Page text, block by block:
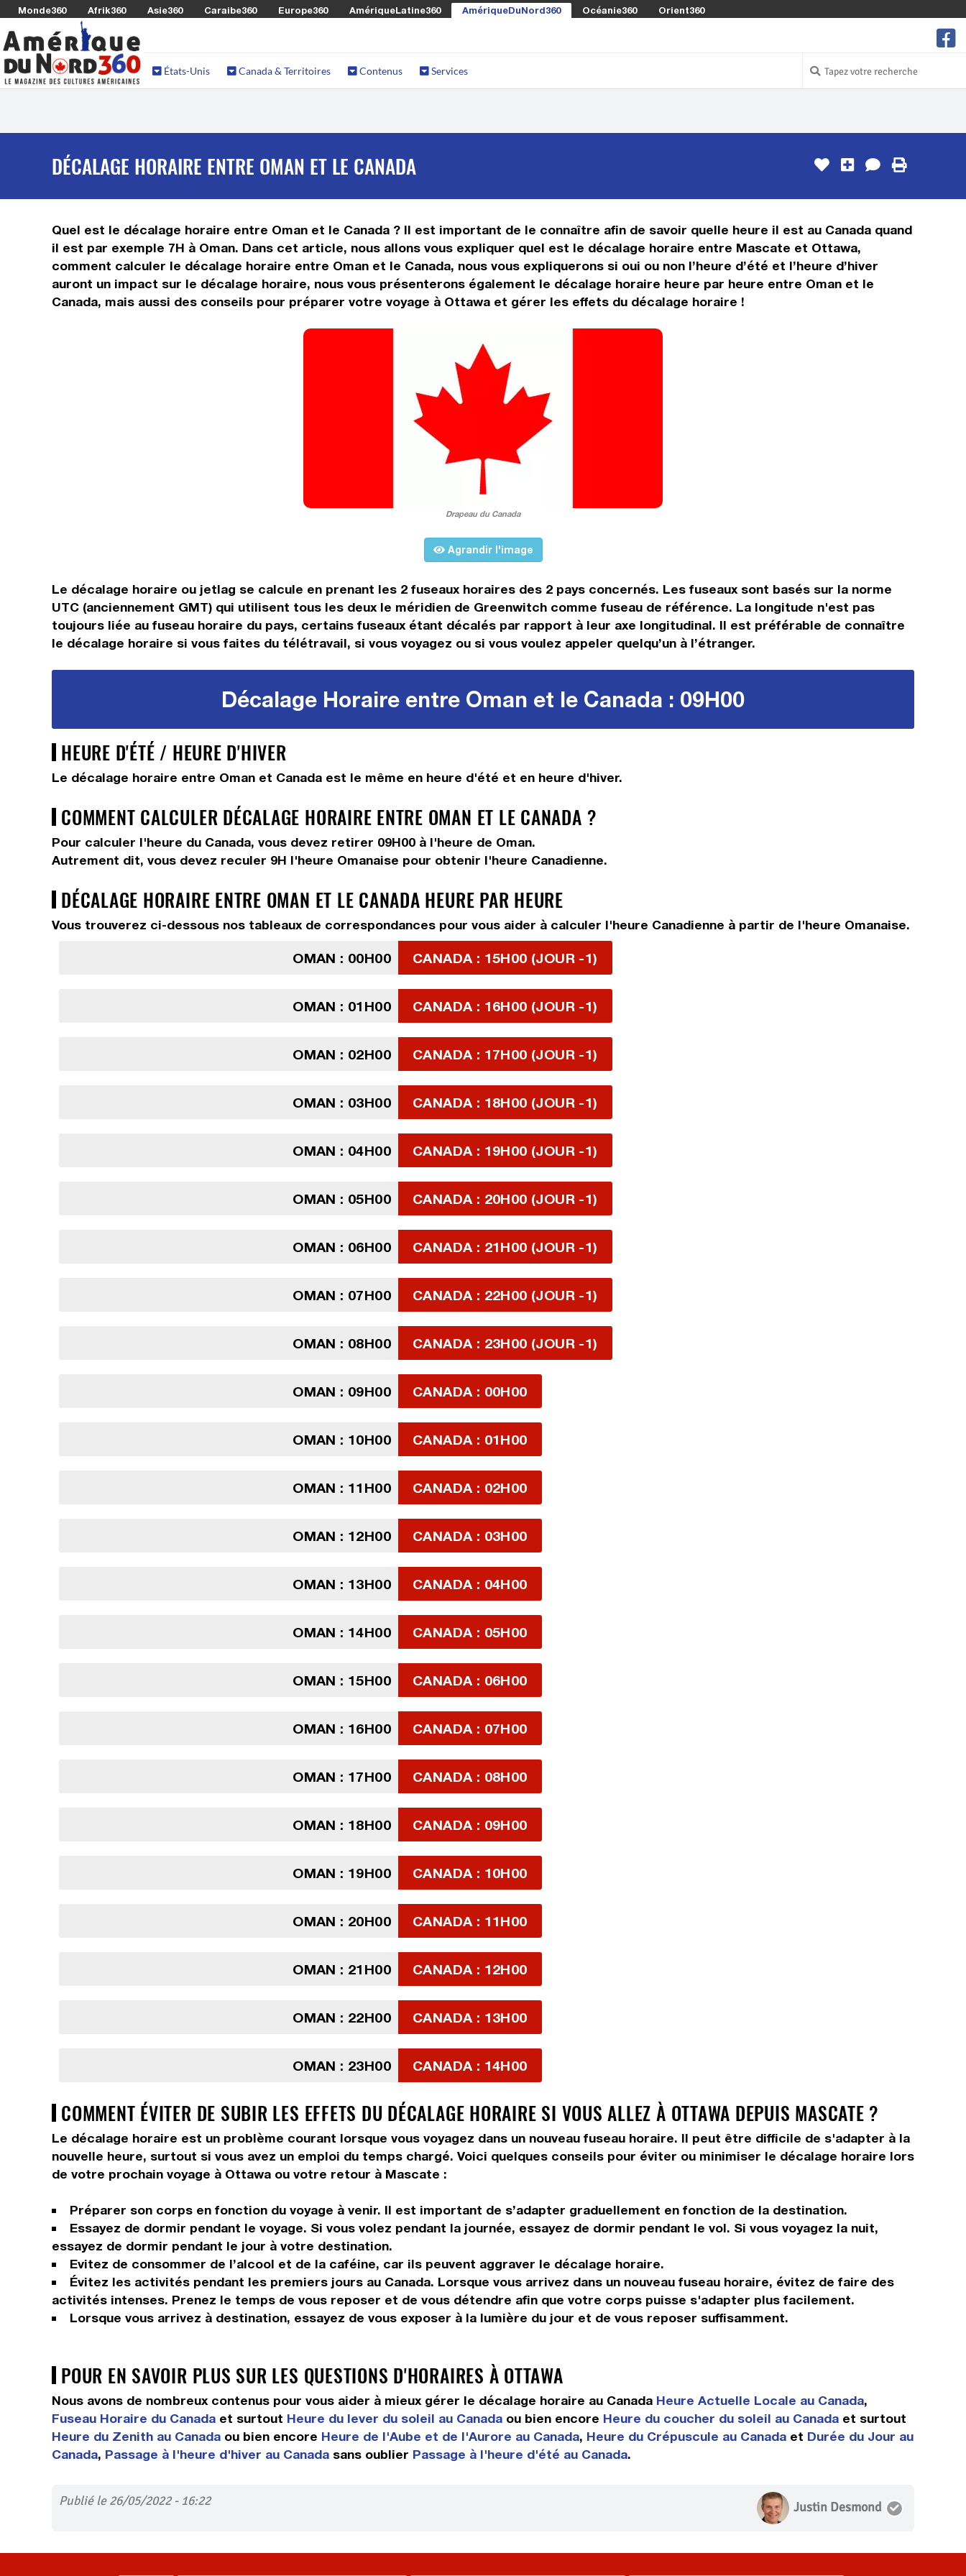
Monde360 Afrik360 Asie360 Caraibe360 Europe360 AmériqueLatine360 AmériqueDuNord360 Océanie360 Orient360
États-Unis Canada & Territoires Contenus Services
DÉCALAGE HORAIRE ENTRE OMAN ET LE CANADA
Quel est le décalage horaire entre Oman et le Canada ? Il est important de le connaître afin de savoir quelle heure il est au Canada quand
il est par exemple 7H à Oman. Dans cet article, nous allons vous expliquer quel est le décalage horaire entre Mascate et Ottawa,
comment calculer le décalage horaire entre Oman et le Canada, nous vous expliquerons si oui ou non l’heure d’été et l’heure d’hiver
auront un impact sur le décalage horaire, nous vous présenterons également le décalage horaire heure par heure entre Oman et le
Canada, mais aussi des conseils pour préparer votre voyage à Ottawa et gérer les effets du décalage horaire !
Drapeau du Canada
Agrandir l'image
Le décalage horaire ou jetlag se calcule en prenant les 2 fuseaux horaires des 2 pays concernés. Les fuseaux sont basés sur la norme
UTC (anciennement GMT) qui utilisent tous les deux le méridien de Greenwitch comme fuseau de référence. La longitude n'est pas
toujours liée au fuseau horaire du pays, certains fuseaux étant décalés par rapport à leur axe longitudinal. Il est préférable de connaître
le décalage horaire si vous faites du télétravail, si vous voyagez ou si vous voulez appeler quelqu’un à l’étranger.
Décalage Horaire entre Oman et le Canada : 09H00
HEURE D'ÉTÉ / HEURE D'HIVER
Le décalage horaire entre Oman et Canada est le même en heure d'été et en heure d'hiver.
COMMENT CALCULER DÉCALAGE HORAIRE ENTRE OMAN ET LE CANADA ?
Pour calculer l'heure du Canada, vous devez retirer 09H00 à l'heure de Oman.
Autrement dit, vous devez reculer 9H l'heure Omanaise pour obtenir l'heure Canadienne.
DÉCALAGE HORAIRE ENTRE OMAN ET LE CANADA HEURE PAR HEURE
Vous trouverez ci-dessous nos tableaux de correspondances pour vous aider à calculer l'heure Canadienne à partir de l'heure Omanaise.
OMAN : 00H00 CANADA : 15H00 (JOUR -1)
OMAN : 01H00 CANADA : 16H00 (JOUR -1)
OMAN : 02H00 CANADA : 17H00 (JOUR -1)
OMAN : 03H00 CANADA : 18H00 (JOUR -1)
OMAN : 04H00 CANADA : 19H00 (JOUR -1)
OMAN : 05H00 CANADA : 20H00 (JOUR -1)
OMAN : 06H00 CANADA : 21H00 (JOUR -1)
OMAN : 07H00 CANADA : 22H00 (JOUR -1)
OMAN : 08H00 CANADA : 23H00 (JOUR -1)
OMAN : 09H00 CANADA : 00H00
OMAN : 10H00 CANADA : 01H00
OMAN : 11H00 CANADA : 02H00
OMAN : 12H00 CANADA : 03H00
OMAN : 13H00 CANADA : 04H00
OMAN : 14H00 CANADA : 05H00
OMAN : 15H00 CANADA : 06H00
OMAN : 16H00 CANADA : 07H00
OMAN : 17H00 CANADA : 08H00
OMAN : 18H00 CANADA : 09H00
OMAN : 19H00 CANADA : 10H00
OMAN : 20H00 CANADA : 11H00
OMAN : 21H00 CANADA : 12H00
OMAN : 22H00 CANADA : 13H00
OMAN : 23H00 CANADA : 14H00
COMMENT ÉVITER DE SUBIR LES EFFETS DU DÉCALAGE HORAIRE SI VOUS ALLEZ À OTTAWA DEPUIS MASCATE ?
Le décalage horaire est un problème courant lorsque vous voyagez dans un nouveau fuseau horaire. Il peut être difficile de s'adapter à la
nouvelle heure, surtout si vous avez un emploi du temps chargé. Voici quelques conseils pour éviter ou minimiser le décalage horaire lors
de votre prochain voyage à Ottawa ou votre retour à Mascate :
Préparer son corps en fonction du voyage à venir. Il est important de s’adapter graduellement en fonction de la destination.
Essayez de dormir pendant le voyage. Si vous volez pendant la journée, essayez de dormir pendant le vol. Si vous voyagez la nuit,
essayez de dormir pendant le jour à votre destination.
Evitez de consommer de l’alcool et de la caféine, car ils peuvent aggraver le décalage horaire.
Évitez les activités pendant les premiers jours au Canada. Lorsque vous arrivez dans un nouveau fuseau horaire, évitez de faire des
activités intenses. Prenez le temps de vous reposer et de vous détendre afin que votre corps puisse s'adapter plus facilement.
Lorsque vous arrivez à destination, essayez de vous exposer à la lumière du jour et de vous reposer suffisamment.
POUR EN SAVOIR PLUS SUR LES QUESTIONS D'HORAIRES À OTTAWA
Nous avons de nombreux contenus pour vous aider à mieux gérer le décalage horaire au Canada Heure Actuelle Locale au Canada,
Fuseau Horaire du Canada et surtout Heure du lever du soleil au Canada ou bien encore Heure du coucher du soleil au Canada et surtout
Heure du Zenith au Canada ou bien encore Heure de l'Aube et de l'Aurore au Canada, Heure du Crépuscule au Canada et Durée du Jour au
Canada, Passage à l'heure d'hiver au Canada sans oublier Passage à l'heure d'été au Canada.
Publié le 26/05/2022 - 16:22 Justin Desmond